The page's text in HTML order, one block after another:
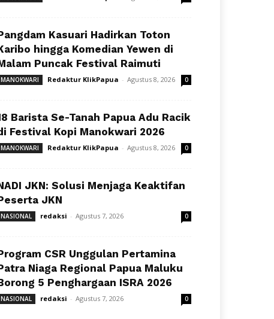
Kasuari Hadirkan Toton
hingga Komedian Yewen di
Puncak Festival Raimuti
MANOKWARI Redaktur KlikPapua - Agustus 8, 2026 0
Barista Se-Tanah Papua Adu Racik
Festival Kopi Manokwari 2026
MANOKWARI Redaktur KlikPapua - Agustus 8, 2026 0
JKN: Solusi Menjaga Keaktifan
JKN
NASIONAL redaksi - Agustus 7, 2026 0
CSR Unggulan Pertamina
Niaga Regional Papua Maluku
5 Penghargaan ISRA 2026
NASIONAL redaksi - Agustus 7, 2026 0